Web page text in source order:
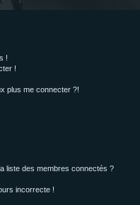
!
!
plus me connecter ?!
liste des membres connectés ?
incorrecte !